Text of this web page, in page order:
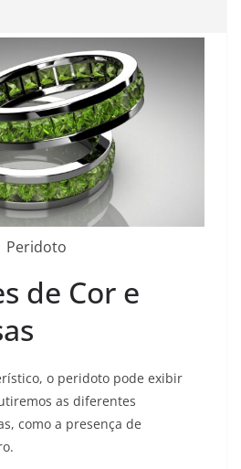
Peridoto
de Cor e
o peridoto pode exibir
as diferentes
como a presença de